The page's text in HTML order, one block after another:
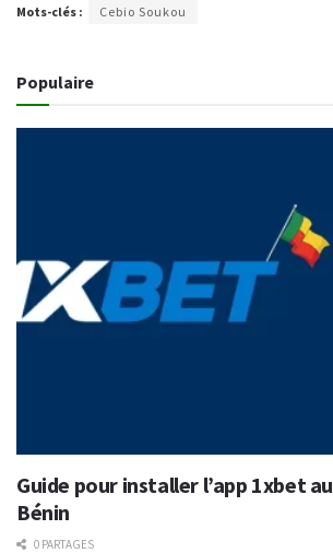
Mots-clés : Cebio Soukou
Populaire
Guide pour installer l’app 1xbet au
Bénin
0 PARTAGES